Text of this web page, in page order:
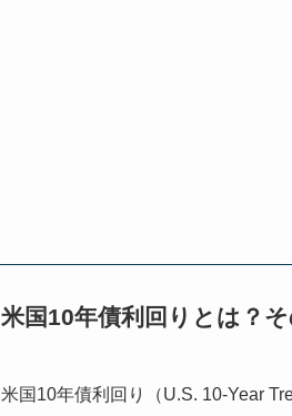
米国10年債利回りとは？
米国10年債利回り（U.S. 10-Year